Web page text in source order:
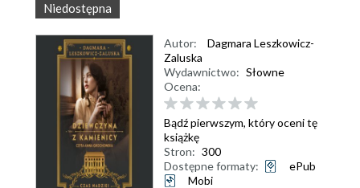
Niedostępna
Autor:
Dagmara Leszkowicz-
Zaluska
Wydawnictwo: Słowne
Ocena:
Bądź pierwszym, który oceni tę
książkę
Stron: 300
Dostępne formaty:
ePub
Mobi